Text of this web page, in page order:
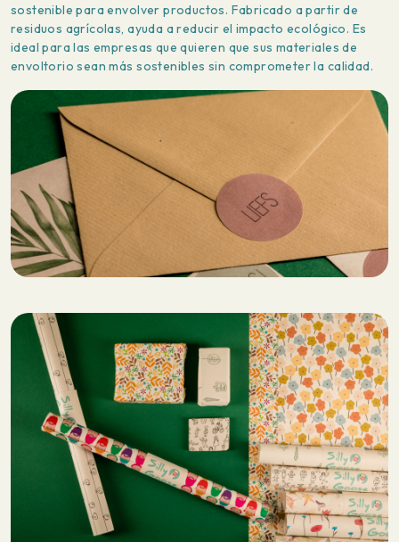
sostenible para envolver productos. Fabricado a partir de
residuos agrícolas, ayuda a reducir el impacto ecológico. Es
ideal para las empresas que quieren que sus materiales de
envoltorio sean más sostenibles sin comprometer la calidad.